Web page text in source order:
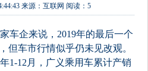
来源：互联网 阅读：5
车企来说，2019年的最后一个
但车市行情似乎仍未见改观。
1-12月，广义乘用车累计产销